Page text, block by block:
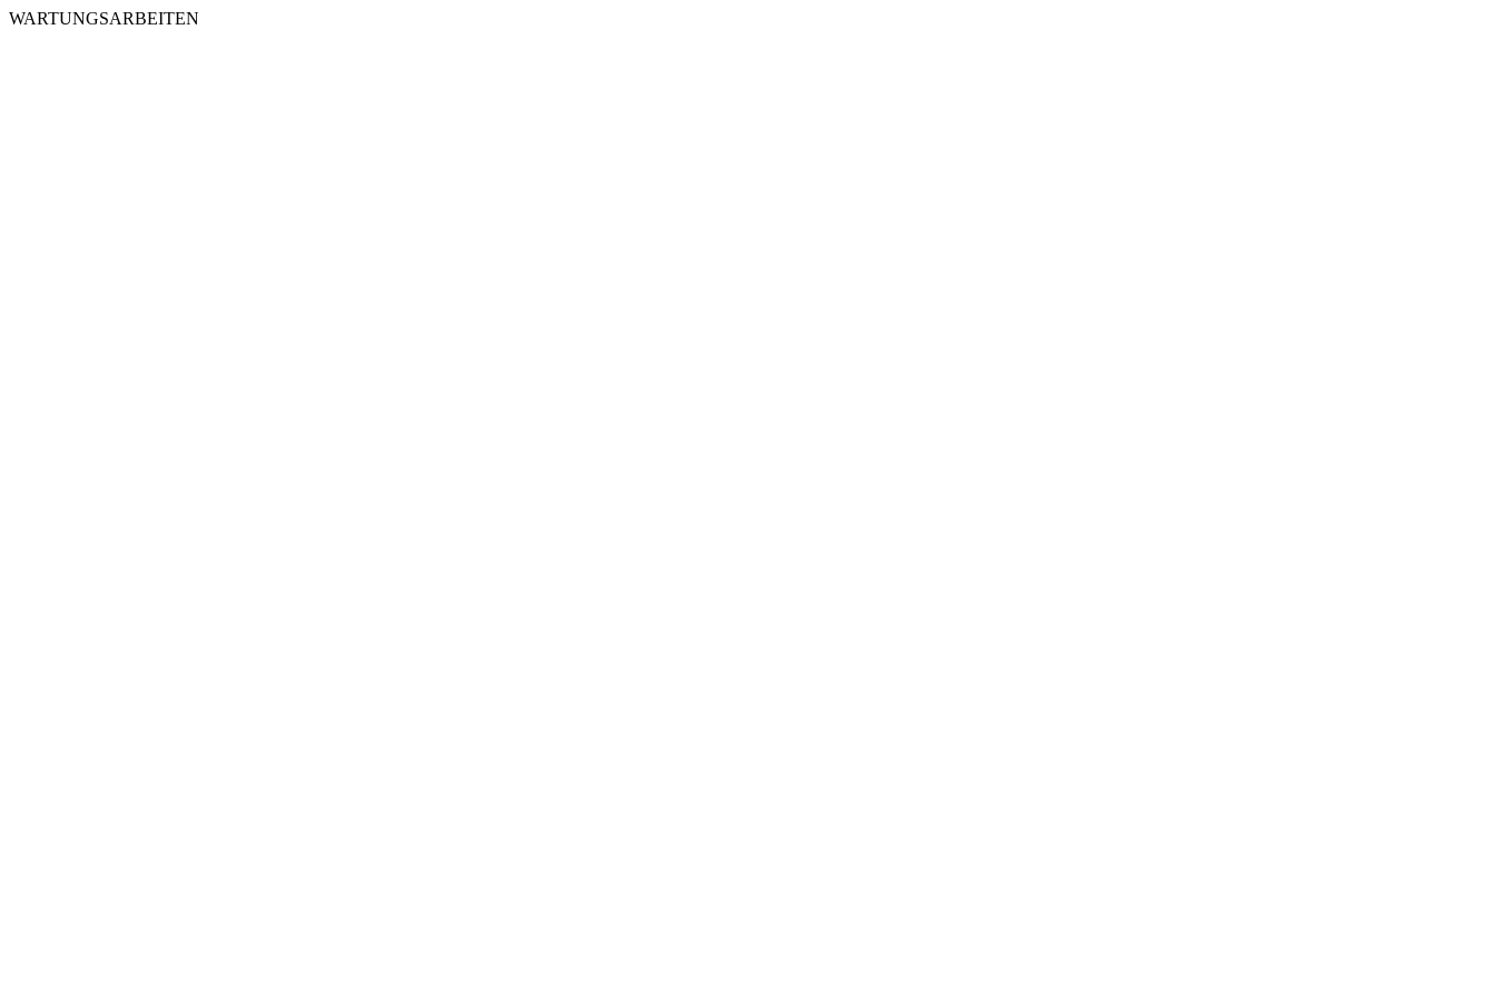
WARTUNGSARBEITEN